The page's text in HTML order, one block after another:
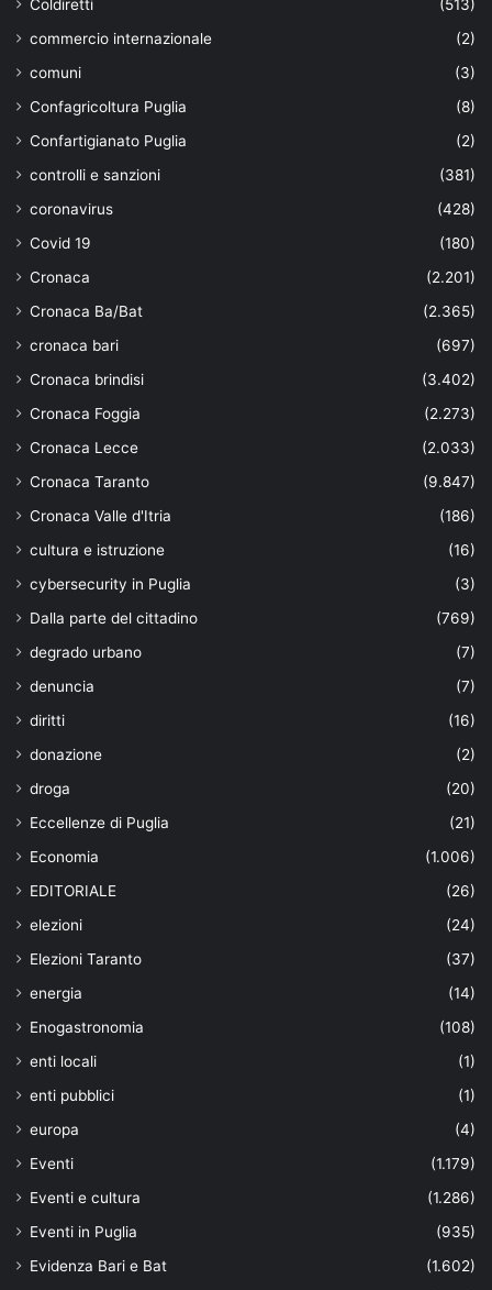
Coldiretti
(513)
commercio internazionale
(2)
comuni
(3)
Confagricoltura Puglia
(8)
Confartigianato Puglia
(2)
controlli e sanzioni
(381)
coronavirus
(428)
Covid 19
(180)
Cronaca
(2.201)
Cronaca Ba/Bat
(2.365)
cronaca bari
(697)
Cronaca brindisi
(3.402)
Cronaca Foggia
(2.273)
Cronaca Lecce
(2.033)
Cronaca Taranto
(9.847)
Cronaca Valle d'Itria
(186)
cultura e istruzione
(16)
cybersecurity in Puglia
(3)
Dalla parte del cittadino
(769)
degrado urbano
(7)
denuncia
(7)
diritti
(16)
donazione
(2)
droga
(20)
Eccellenze di Puglia
(21)
Economia
(1.006)
EDITORIALE
(26)
elezioni
(24)
Elezioni Taranto
(37)
energia
(14)
Enogastronomia
(108)
enti locali
(1)
enti pubblici
(1)
europa
(4)
Eventi
(1.179)
Eventi e cultura
(1.286)
Eventi in Puglia
(935)
Evidenza Bari e Bat
(1.602)